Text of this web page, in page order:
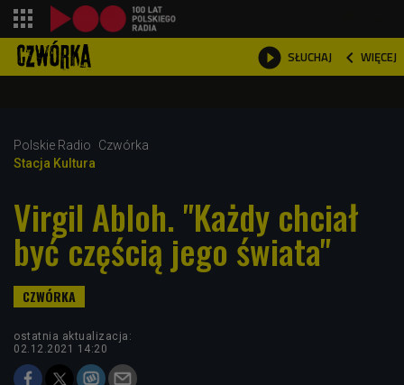
 SŁUCHAJ  WIĘCEJ

Polskie Radio
Czwórka
Stacja Kultura
Virgil Abloh. "Każdy chciał
być częścią jego świata"
ostatnia aktualizacja:
02.12.2021 14:20